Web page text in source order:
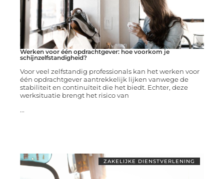
Werken voor één opdrachtgever: hoe voorkom je
schijnzelfstandigheid?
Voor veel zelfstandig professionals kan het werken voor
één opdrachtgever aantrekkelijk lijken vanwege de
stabiliteit en continuïteit die het biedt. Echter, deze
werksituatie brengt het risico van
...
ZAKELIJKE DIENSTVERLENING